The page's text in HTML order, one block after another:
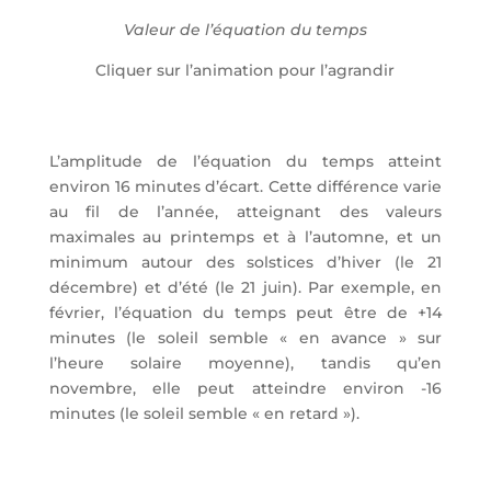
Valeur de l’équation du temps
Cliquer sur l’animation pour l’agrandir
L’amplitude de l’équation du temps atteint
environ 16 minutes d’écart. Cette différence varie
au fil de l’année, atteignant des valeurs
maximales au printemps et à l’automne, et un
minimum autour des solstices d’hiver (le 21
décembre) et d’été (le 21 juin). Par exemple, en
février, l’équation du temps peut être de +14
minutes (le soleil semble « en avance » sur
l’heure solaire moyenne), tandis qu’en
novembre, elle peut atteindre environ -16
minutes (le soleil semble « en retard »).